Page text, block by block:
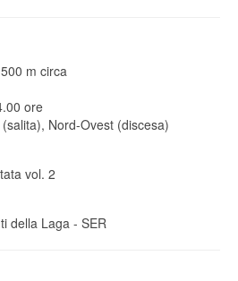
m circa
ore
Nord-Ovest (discesa)
vol. 2
della Laga - SER